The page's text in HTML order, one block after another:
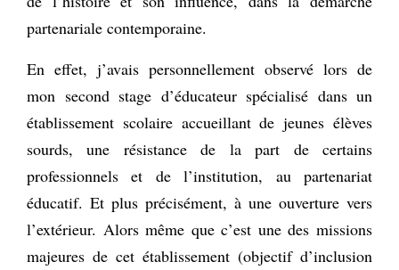
partenariale contemporaine.
En effet, j’avais personnellement observé lors de
mon second stage d’éducateur spécialisé dans un
établissement scolaire accueillant de jeunes élèves
sourds, une résistance de la part de certains
professionnels et de l’institution, au partenariat
éducatif. Et plus précisément, à une ouverture vers
l’extérieur. Alors même que c’est une des missions
majeures de cet établissement (objectif d’inclusion